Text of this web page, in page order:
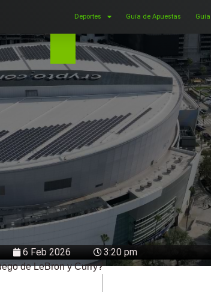
Deportes Guía de Apuestas
6 Feb 2026 3:20 pm
de LeBron y Curry?